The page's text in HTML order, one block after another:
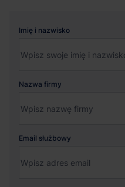
Imię i nazwisko
Nazwa firmy
Email służbowy